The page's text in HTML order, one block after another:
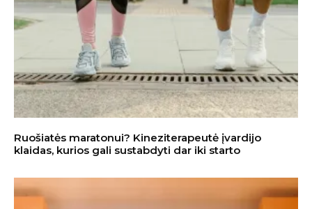
Ruošiatės maratonui? Kineziterapeutė įvardijo
klaidas, kurios gali sustabdyti dar iki starto